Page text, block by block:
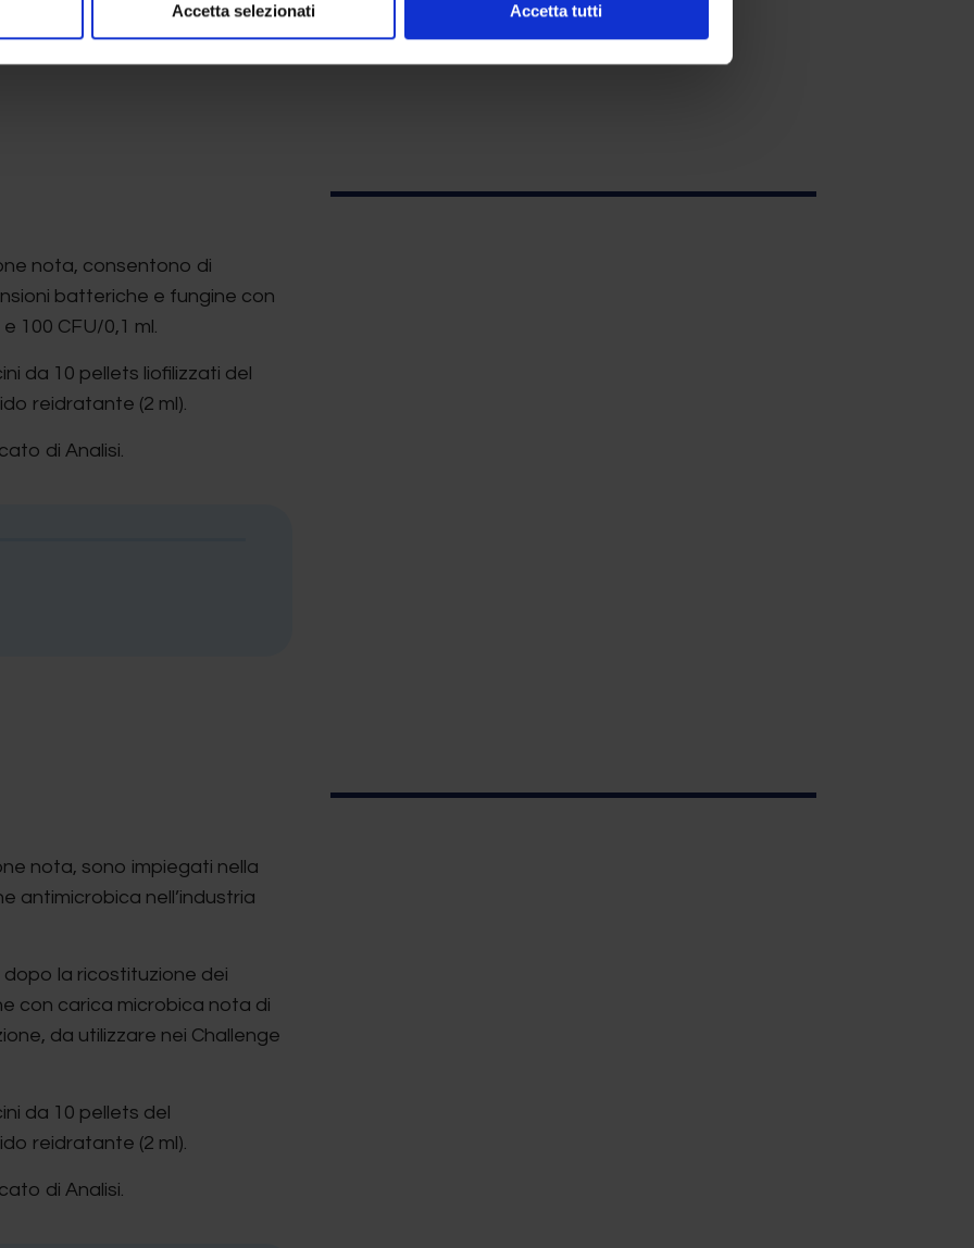
Accetta selezionati Accetta tutti
nota, consentono di
batteriche e fungine con
100 CFU/0,1 ml.
da 10 pellets liofilizzati del
reidratante (2 ml).
di Analisi.
nota, sono impiegati nella
antimicrobica nell’industria
la ricostituzione dei
con carica microbica nota di
da utilizzare nei Challenge
da 10 pellets del
reidratante (2 ml).
di Analisi.